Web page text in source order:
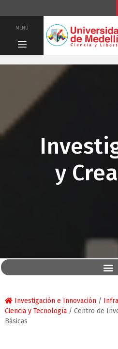
MENÚ
y
Investigación e Innovación /
Ciencia y Tecnología / Centro de
Básicas